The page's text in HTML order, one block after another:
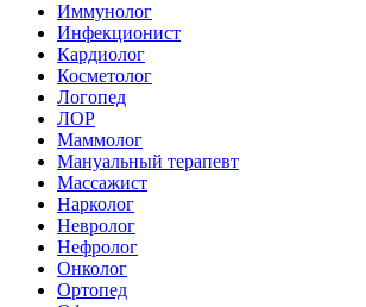
Иммунолог
Инфекционист
Кардиолог
Косметолог
Логопед
ЛОР
Маммолог
Мануальный терапевт
Массажист
Нарколог
Невролог
Нефролог
Онколог
Ортопед